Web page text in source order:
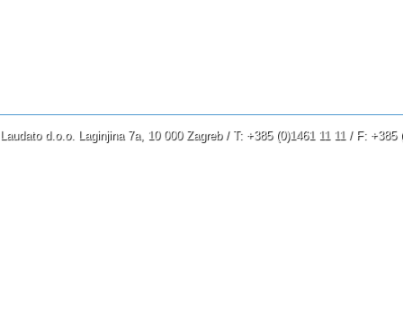
Laudato d.o.o. Laginjina 7a, 10 000 Zagreb / T: +385 (0)1461 11 11 / F: